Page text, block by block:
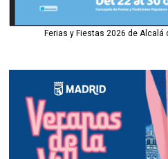
Ferias y Fiestas 2026 de Alcalá